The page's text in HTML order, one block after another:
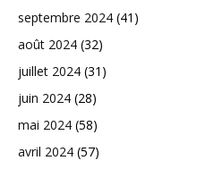
septembre 2024 (41)
août 2024 (32)
juillet 2024 (31)
juin 2024 (28)
mai 2024 (58)
avril 2024 (57)